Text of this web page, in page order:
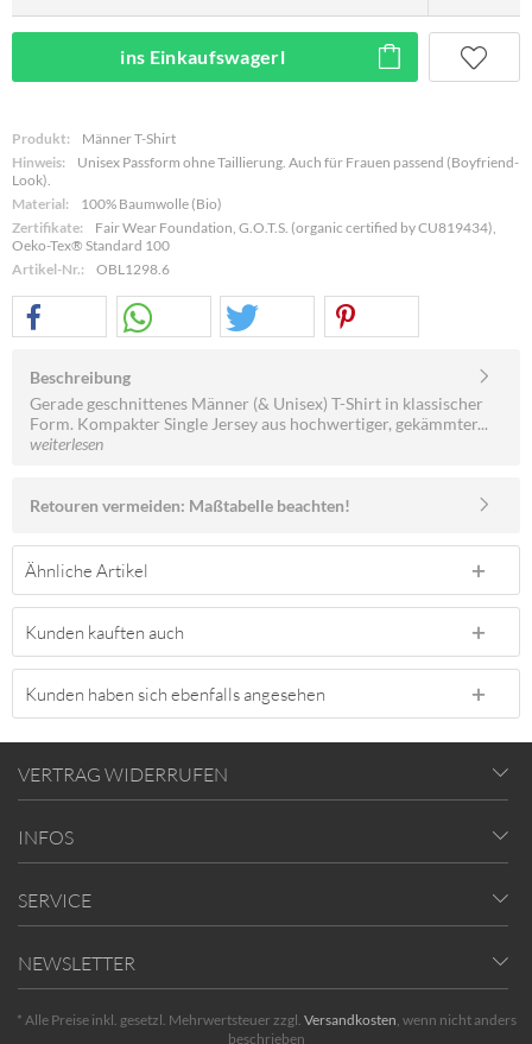
ins Einkaufswagerl
Produkt:
Männer T-Shirt
Hinweis:
Unisex Passform ohne Taillierung. Auch für Frauen passend (Boyfriend-
Look).
Material:
100% Baumwolle (Bio)
Zertifikate:
Fair Wear Foundation, G.O.T.S. (organic certified by CU819434),
Oeko-Tex® Standard 100
Artikel-Nr.:
OBL1298.6
Beschreibung
Gerade geschnittenes Männer (& Unisex) T-Shirt in klassischer
Form. Kompakter Single Jersey aus hochwertiger, gekämmter...
weiterlesen
Retouren vermeiden: Maßtabelle beachten!
Ähnliche Artikel
Kunden kauften auch
Kunden haben sich ebenfalls angesehen
VERTRAG WIDERRUFEN
INFOS
SERVICE
NEWSLETTER
* Alle Preise inkl. gesetzl. Mehrwertsteuer zzgl. Versandkosten, wenn nicht anders
beschrieben